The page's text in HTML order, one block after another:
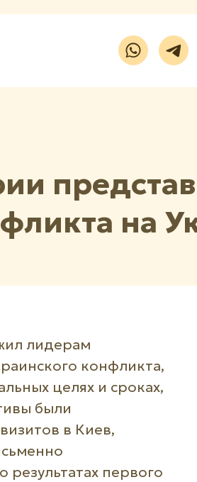
на
лидерам
конфликта,
целях и сроках,
были
в Киев,
первого